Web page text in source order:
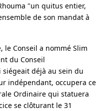
"un quitus entier,
de son mandat à
le Conseil a nommé Slim
du Conseil
déjà au sein du
indépendant, occupera ce
Ordinaire qui statuera
se clôturant le 31